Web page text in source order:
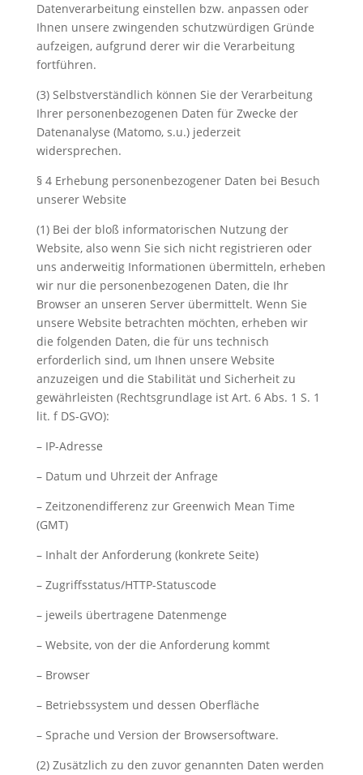
Datenverarbeitung einstellen bzw. anpassen oder
Ihnen unsere zwingenden schutzwürdigen Gründe
aufzeigen, aufgrund derer wir die Verarbeitung
fortführen.
(3) Selbstverständlich können Sie der Verarbeitung
Ihrer personenbezogenen Daten für Zwecke der
Datenanalyse (Matomo, s.u.) jederzeit
widersprechen.
§ 4 Erhebung personenbezogener Daten bei Besuch
unserer Website
(1) Bei der bloß informatorischen Nutzung der
Website, also wenn Sie sich nicht registrieren oder
uns anderweitig Informationen übermitteln, erheben
wir nur die personenbezogenen Daten, die Ihr
Browser an unseren Server übermittelt. Wenn Sie
unsere Website betrachten möchten, erheben wir
die folgenden Daten, die für uns technisch
erforderlich sind, um Ihnen unsere Website
anzuzeigen und die Stabilität und Sicherheit zu
gewährleisten (Rechtsgrundlage ist Art. 6 Abs. 1 S. 1
lit. f DS-GVO):
– IP-Adresse
– Datum und Uhrzeit der Anfrage
– Zeitzonendifferenz zur Greenwich Mean Time
(GMT)
– Inhalt der Anforderung (konkrete Seite)
– Zugriffsstatus/HTTP-Statuscode
– jeweils übertragene Datenmenge
– Website, von der die Anforderung kommt
– Browser
– Betriebssystem und dessen Oberfläche
– Sprache und Version der Browsersoftware.
(2) Zusätzlich zu den zuvor genannten Daten werden